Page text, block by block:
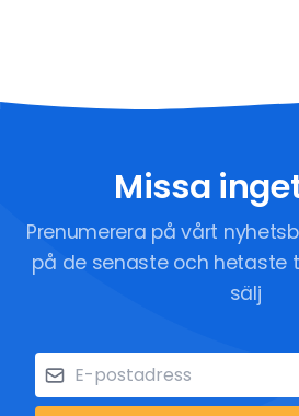
Missa
Prenumerera på vårt
på de senaste och hetaste
sälj